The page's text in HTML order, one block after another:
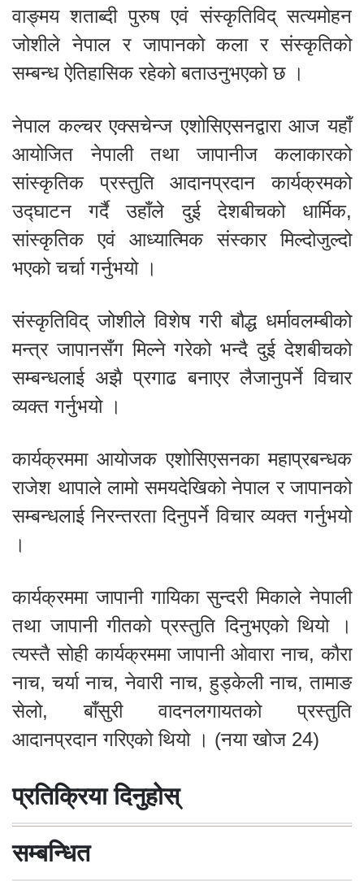
वाङ्मय शताब्दी पुरुष एवं संस्कृतिविद् सत्यमोहन
जोशीले नेपाल र जापानको कला र संस्कृतिको
सम्बन्ध ऐतिहासिक रहेको बताउनुभएको छ ।
नेपाल कल्चर एक्सचेन्ज एशोसिएसनद्वारा आज यहाँ
आयोजित नेपाली तथा जापानीज कलाकारको
सांस्कृतिक प्रस्तुति आदानप्रदान कार्यक्रमको
उद्घाटन गर्दै उहाँले दुई देशबीचको धार्मिक,
सांस्कृतिक एवं आध्यात्मिक संस्कार मिल्दोजुल्दो
भएको चर्चा गर्नुभयो ।
संस्कृतिविद् जोशीले विशेष गरी बौद्ध धर्मावलम्बीको
मन्त्र जापानसँग मिल्ने गरेको भन्दै दुई देशबीचको
सम्बन्धलाई अझै प्रगाढ बनाएर लैजानुपर्ने विचार
व्यक्त गर्नुभयो ।
कार्यक्रममा आयोजक एशोसिएसनका महाप्रबन्धक
राजेश थापाले लामो समयदेखिको नेपाल र जापानको
सम्बन्धलाई निरन्तरता दिनुपर्ने विचार व्यक्त गर्नुभयो
।
कार्यक्रममा जापानी गायिका सुन्दरी मिकाले नेपाली
तथा जापानी गीतको प्रस्तुति दिनुभएको थियो ।
त्यस्तै सोही कार्यक्रममा जापानी ओवारा नाच, कौरा
नाच, चर्या नाच, नेवारी नाच, हुड्केली नाच, तामाङ
सेलो, बाँसुरी वादनलगायतको प्रस्तुति
आदानप्रदान गरिएको थियो । (नया खोज 24)
प्रतिक्रिया दिनुहोस्
सम्बन्धित